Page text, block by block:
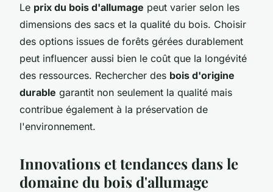
Le prix du bois d'allumage peut varier selon les
dimensions des sacs et la qualité du bois. Choisir
des options issues de forêts gérées durablement
peut influencer aussi bien le coût que la longévité
des ressources. Rechercher des bois d'origine
durable garantit non seulement la qualité mais
contribue également à la préservation de
l'environnement.
Innovations et tendances dans le
domaine du bois d'allumage